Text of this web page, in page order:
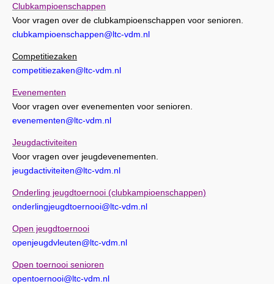
Clubkampioenschappen
Voor vragen over de clubkampioenschappen voor senioren.
clubkampioenschappen@ltc-vdm.nl
Competitiezaken
competitiezaken@ltc-vdm.nl
Evenementen
Voor vragen over evenementen voor senioren.
evenementen@ltc-vdm.nl
Jeugdactiviteiten
Voor vragen over jeugdevenementen.
jeugdactiviteiten@ltc-vdm.nl
Onderling jeugdtoernooi (clubkampioenschappen)
onderlingjeugdtoernooi@ltc-vdm.nl
Open jeugdtoernooi
openjeugdvleuten@ltc-vdm.nl
Open toernooi senioren
opentoernooi@ltc-vdm.nl